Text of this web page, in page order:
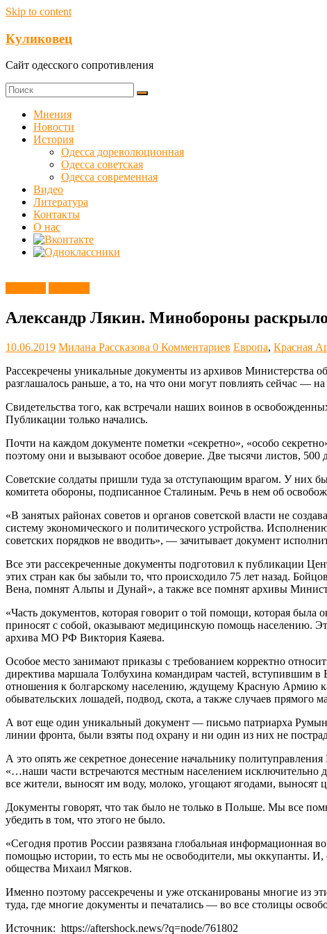
Skip to content
Куликовец
Сайт одесского сопротивления
Мнения
Новости
История
Одесса дореволюционная
Одесса советская
Одесса современная
Видео
Литература
Контакты
О нас
Александр Лякин. Минобороны
10.06.2019 Милана Рассказова 0 Комментариев Европа, Красная
Рассекречены уникальные документы из архивов Министерства
разглашалось раньше, а то, на что они могут повлиять сейчас —
Свидетельства того, как встречали наших воинов в
Публикации только начались.
Почти на каждом документе пометки «секретно», «особо
поэтому они и вызывают особое доверие. Две тысячи листов,
Советские солдаты пришли туда за отступающим врагом. У них
комитета обороны, подписанное Сталиным. Речь в нем об
«В занятых районах советов и органов советской власти не
систему экономического и политического устройства.
советских порядков не вводить», — зачитывает документ
Все эти рассекреченные документы подготовил к публикации
этих стран как бы забыли то, что происходило 75 лет назад.
Вена, помнят Альпы и Дунай», а также все помнят архивы
«Часть документов, которая говорит о той помощи, которая
приносят с собой, оказывают медицинскую помощь населению.
архива МО РФ Виктория Каяева.
Особое место занимают приказы с требованием корректно
директива маршала Толбухина командирам частей, вступившим
отношения к болгарскому населению, ждущему Красную Армию
обывательских лошадей, подвод, скота, а также случаев прямого
А вот еще один уникальный документ — письмо патриарха
линии фронта, были взяты под охрану и ни один из них не
А это опять же секретное донесение начальнику
«…наши части встречаются местным населением исключительно
все жители, выносят им воду, молоко, угощают ягодами, выносят
Документы говорят, что так было не только в Польше. Мы все
убедить в том, что этого не было.
«Сегодня против России развязана глобальная информационная
помощью истории, то есть мы не освободители, мы оккупанты. И,
общества Михаил Мягков.
Именно поэтому рассекречены и уже отсканированы многие из
туда, где многие документы и печатались — во все столицы
Источник: https://aftershock.news/?q=node/761802